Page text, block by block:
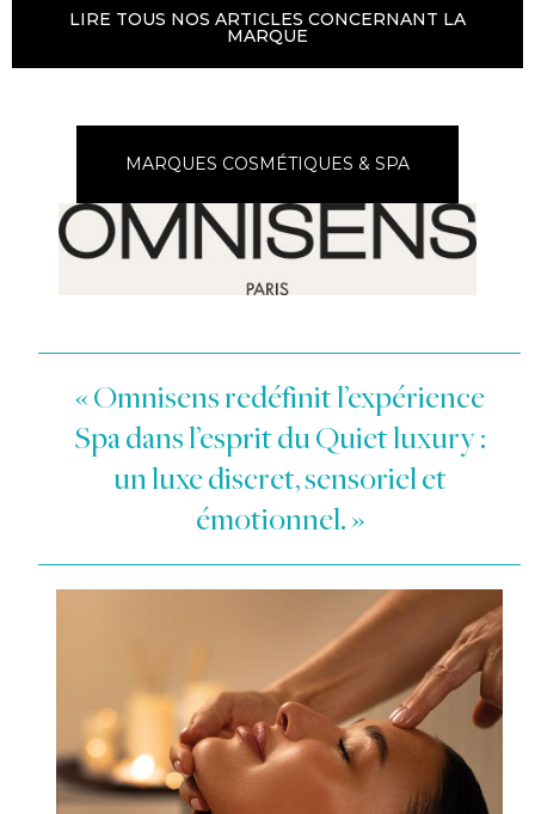
LIRE TOUS NOS ARTICLES CONCERNANT LA
MARQUE
MARQUES COSMÉTIQUES & SPA
« Omnisens redéfinit l’expérience
Spa dans l’esprit du Quiet luxury :
un luxe discret, sensoriel et
émotionnel. »